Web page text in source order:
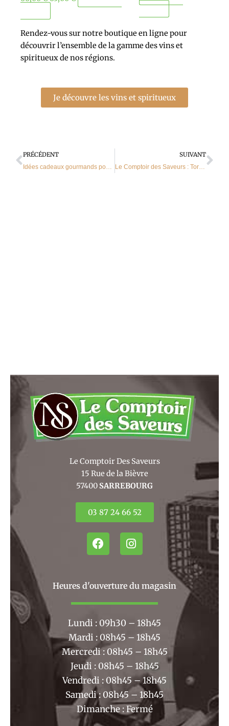
Rendez-vous sur notre boutique en ligne pour
découvrir l’ensemble de la gamme des vins et
spiritueux de nos régions.
Je découvre les vins et spiritueux
Précédent
PRÉCÉDENT
SUIVANT
Le Comptoir des Saveurs : Torrefacteur artisanal à Harreberg
Le Comptoir Des Saveurs
15 Rue de la Bièvre
57400 SARREBOURG
03 87 24 66 52
F
a
b
o
k
I
n
a
r
m
Heures d'ouverture du magasin
Lundi : 09h30 – 18h45
Mardi : 08h45 – 18h45
Mercredi : 08h45 – 18h45
Jeudi : 08h45 – 18h45
Vendredi : 08h45 – 18h45
Samedi : 08h45 – 18h45
Dimanche : Fermé